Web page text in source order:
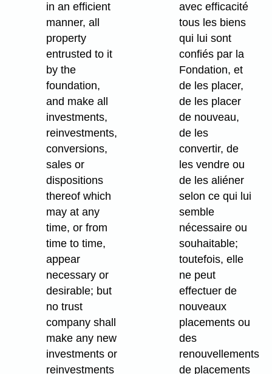
in an efficient
manner, all
property
entrusted to it
by the
foundation,
and make all
investments,
reinvestments,
conversions,
sales or
dispositions
thereof which
may at any
time, or from
time to time,
appear
necessary or
desirable; but
no trust
company shall
make any new
investments or
reinvestments
avec efficacité
tous les biens
qui lui sont
confiés par la
Fondation, et
de les placer,
de les placer
de nouveau,
de les
convertir, de
les vendre ou
de les aliéner
selon ce qui lui
semble
nécessaire ou
souhaitable;
toutefois, elle
ne peut
effectuer de
nouveaux
placements ou
des
renouvellements
de placements